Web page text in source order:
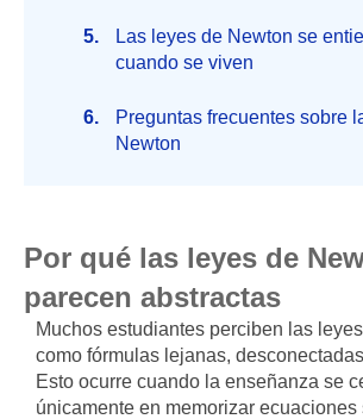
Las leyes de Newton se
cuando se viven
Preguntas frecuentes sobre
Newton
Por qué las leyes de
parecen abstractas
Muchos estudiantes perciben las
como fórmulas lejanas,
Esto ocurre cuando la enseñanza se
únicamente en memorizar ecuaciones